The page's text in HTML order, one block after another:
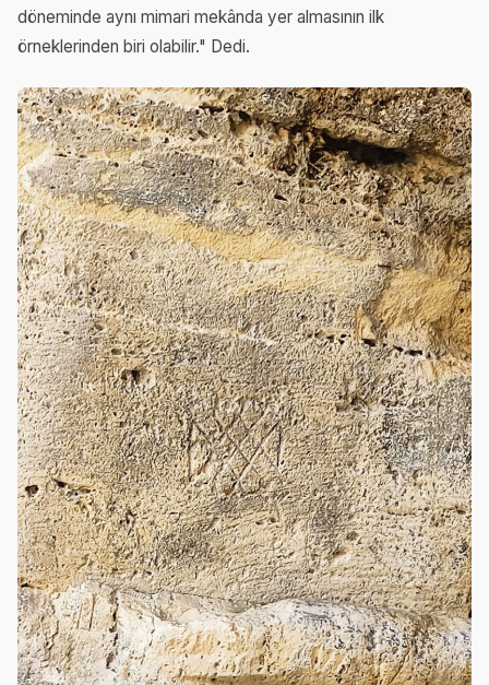
döneminde aynı mimari mekânda yer almasının ilk
örneklerinden biri olabilir." Dedi.